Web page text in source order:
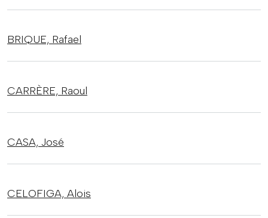
BRIQUE, Rafael
CARRÈRE, Raoul
CASA, José
CELOFIGA, Alois